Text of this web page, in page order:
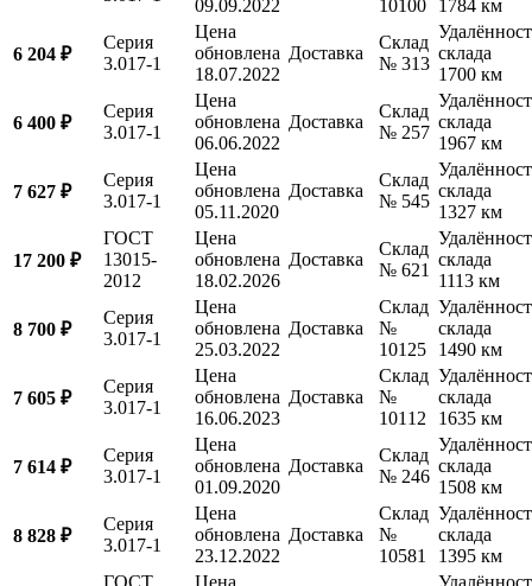
09.09.2022
10100
1784 км
6 204 ₽
Серия
3.017-1
Цена
обновлена
18.07.2022
Доставка
Склад
№ 313
склада
1700 км
6 400 ₽
Серия
3.017-1
Цена
обновлена
06.06.2022
Доставка
Склад
№ 257
склада
1967 км
7 627 ₽
Серия
3.017-1
Цена
обновлена
05.11.2020
Доставка
Склад
№ 545
склада
1327 км
17 200 ₽
ГОСТ
13015-
2012
Цена
обновлена
18.02.2026
Доставка
Склад
№ 621
склада
1113 км
8 700 ₽
Серия
3.017-1
Цена
обновлена
25.03.2022
Доставка
Склад
№
10125
склада
1490 км
7 605 ₽
Серия
3.017-1
Цена
обновлена
16.06.2023
Доставка
Склад
№
10112
склада
1635 км
7 614 ₽
Серия
3.017-1
Цена
обновлена
01.09.2020
Доставка
Склад
№ 246
склада
1508 км
8 828 ₽
Серия
3.017-1
Цена
обновлена
23.12.2022
Доставка
Склад
№
10581
склада
1395 км
ГОСТ
Цена